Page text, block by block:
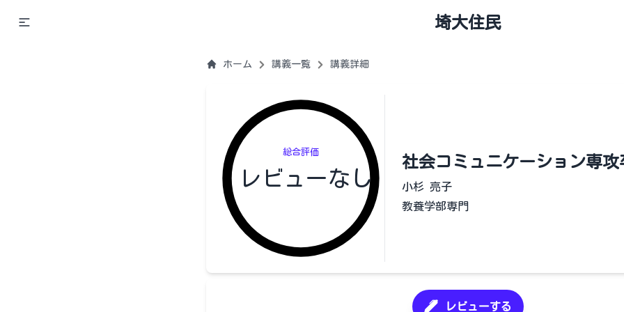
埼大住民
ホーム 講義一覧 講義詳細
総合評価
レビューなし
社会コミュニケーション専攻
小杉 亮子
教養学部専門
レビューする